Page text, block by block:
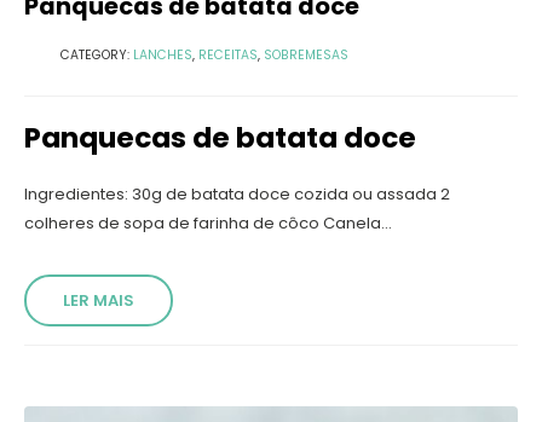
CATEGORY: LANCHES, RECEITAS, SOBREMESAS
Panquecas de batata doce
Ingredientes: 30g de batata doce cozida ou assada 2
colheres de sopa de farinha de côco Canela...
LER MAIS